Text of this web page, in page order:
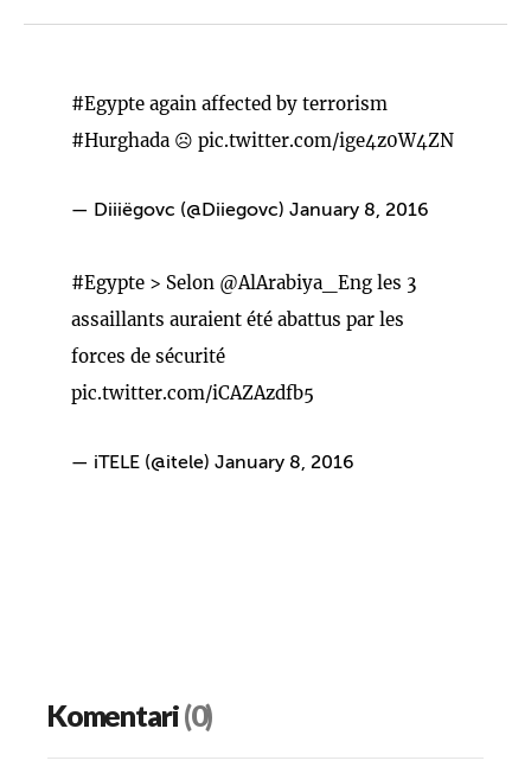
#Egypte again affected by terrorism
#Hurghada ☹ pic.twitter.com/ige4z0W4ZN
— Diiiëgovc (@Diiegovc) January 8, 2016
#Egypte > Selon @AlArabiya_Eng les 3
assaillants auraient été abattus par les
forces de sécurité
pic.twitter.com/iCAZAzdfb5
— iTELE (@itele) January 8, 2016
Komentari(0)